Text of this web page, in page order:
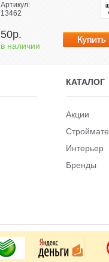
Артикул:
13462
50р.
в наличии
КАТАЛОГ
Акции
Интерьер
Бренды